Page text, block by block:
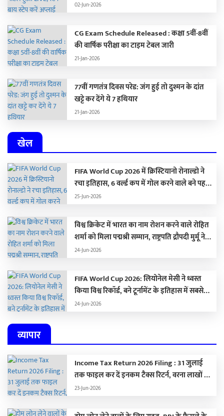
02-Jun-2026
CG Exam Schedule Released : कक्षा 5वीं-8वीं
की वार्षिक परीक्षा का टाइम टेबल जारी
21-Jan-2026
77वीं गणतंत्र दिवस परेड: जंग हुई तो दुश्मन के दांत
खट्टे कर देंगे ये 7 हथियार
21-Jan-2026
खेल
FIFA World Cup 2026 में क्रिस्टियानो रोनाल्डो ने
रचा इतिहास, 6 वर्ल्ड कप में गोल करने वाले बने पहले
खिलाड़ी, आलोचकों को यूं किया शांत
25-Jun-2026
विश्व क्रिकेट में भारत का नाम रोशन करने वाले रोहित
शर्मा को मिला पद्मश्री सम्मान, राष्ट्रपति द्रौपदी मुर्मू ने
किया सम्मानित
24-Jun-2026
FIFA World Cup 2026: लियोनेल मेसी ने ध्वस्त
किया विश्व रिकॉर्ड, बने टूर्नामेंट के इतिहास में सबसे
ज्यादा गोल करने वाले खिलाड़ी
24-Jun-2026
व्यापार
Income Tax Return 2026 Filing : 31 जुलाई
तक फाइल कर दें इनकम टैक्स रिटर्न, वरना लाखों का
लगेगा जुर्माना
23-Jun-2026